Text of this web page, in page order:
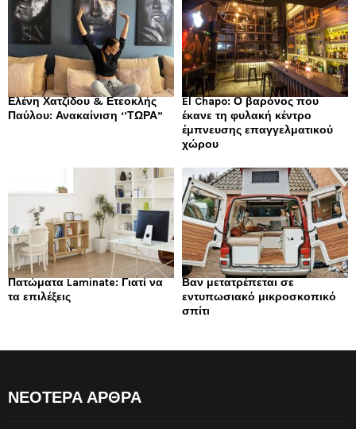
Ελένη Χατζίδου & Ετεοκλής
Παύλου: Ανακαίνιση ‘’ΤΩΡΑ”
El Chapo: Ο βαρόνος που
έκανε τη φυλακή κέντρο
έμπνευσης επαγγελματικού
χώρου
Πατώματα Laminate: Γιατί να
τα επιλέξεις
Βαν μετατρέπεται σε
εντυπωσιακό μικροσκοπικό
σπίτι
ΝΕΟΤΕΡΑ ΑΡΘΡΑ